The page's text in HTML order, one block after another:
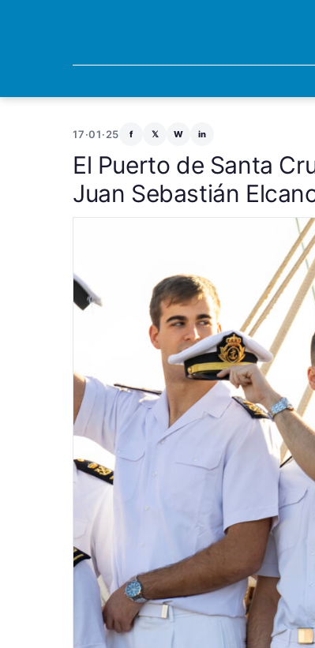
17·01·25 f 𝕏 W in
El Puerto de Santa
Juan Sebastián